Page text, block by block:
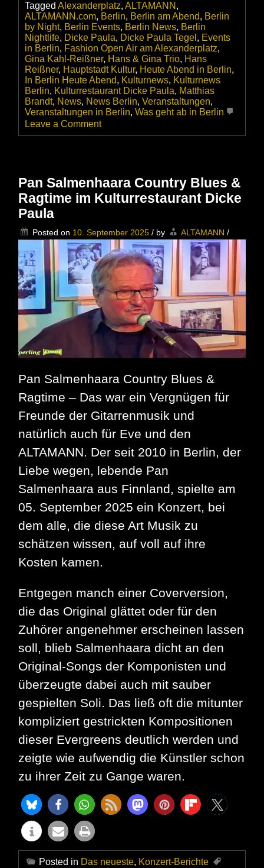
Tagged Alexanderplatz, ALTAMANN ,
ALTAMANN.com, Berlin, Berlin am Abend, Berlin
by Night, Berlin Events, Berlin News, Berlin
Nightlife, Dicke Paula, Dicke Paula Tegel , Events
in Berlin, Fashion Open Air am Alexanderplatz,
Gina Kahl-Reißner, Hans & Gina Trio, Hans
Reißner, Hauptstadt Kultur, Heute Abend in Berlin,
In Berlin Heute Abend, Kulturnews, Kulturnews
Berlin, Kulturrestaurant Dicke Paula, Matthias
Brandt, News, News Berlin, Veranstaltungen,
Veranstaltungen in Berlin, Was geht ab in Berlin
Leave a Commenton
Sogar
Auftritt
der
auf
dem
Alexanderplatz
Pan Salmenhaara Country Blues &
Ragtime im Kulturrestaurant Dicke
Paula
Posted on 10. September 2025 / by ALTAMANN /
Pan Salmenhaara Country Blues &
Ragtime – Das war ein Vergnügen für
Freunde der Gitarrenmusik und
natürlich auch für Eve und den
ALTAMANN. Der seit 2010 in Berlin, der
Liebe wegen, lebende Pan
Salmenhaara aus Finnland, spielte am
05. September 2025 ein Konzert, bei
dem alle, die diese Art Musik zu
schätzen wissen, auf voll auf ihre
Kosten kamen.
Entgegen manch einer Coverversion,
die das Original glättet oder für den
Zuhörer angenehmer erscheinen lassen
soll, blieb Salmenhaara dicht an den
Original-Songs der Komponisten und
überzeugte dabei auch mit sauber
gespielten Soli. Das ließ oft die mitunter
kompliziert gestrickten Kompositionen
dieser Evergreens deutlich werden und
zeigte wie aufwendig die Künstler schon
zu ihrer Zeit zu Gange waren.
Posted in Das neueste, Konzert-Berichte